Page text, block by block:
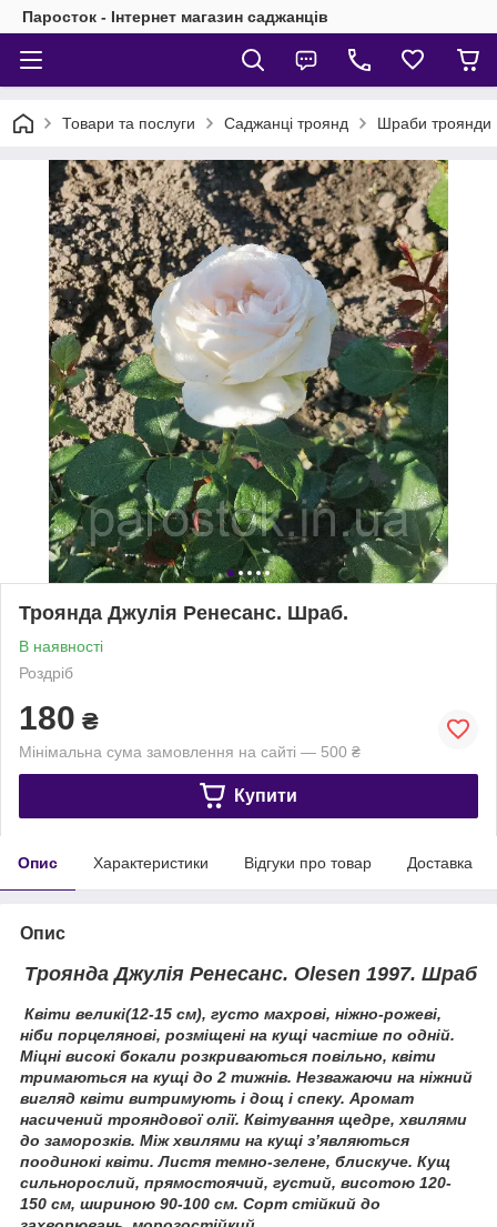
Паросток - Інтернет магазин саджанців
Товари та послуги Саджанці троянд Шраби троянди
Троянда Джулія Ренесанс. Шраб.
В наявності
Роздріб
180 ₴
Мінімальна сума замовлення на сайті — 500 ₴
Купити
Опис Характеристики Відгуки про товар Доставка
Опис
Троянда Джулія Ренесанс. Olesen 1997. Шраб
Квіти великі(12-15 см), густо махрові, ніжно-рожеві,
ніби порцелянові, розміщені на кущі частіше по одній.
Міцні високі бокали розкриваються повільно, квіти
тримаються на кущі до 2 тижнів. Незважаючи на ніжний
вигляд квіти витримують і дощ і спеку. Аромат
насичений трояндової олії. Квітування щедре, хвилями
до заморозків. Між хвилями на кущі з’являються
поодинокі квіти. Листя темно-зелене, блискуче. Кущ
сильнорослий, прямостоячий, густий, висотою 120-
150 см, шириною 90-100 см. Сорт стійкий до